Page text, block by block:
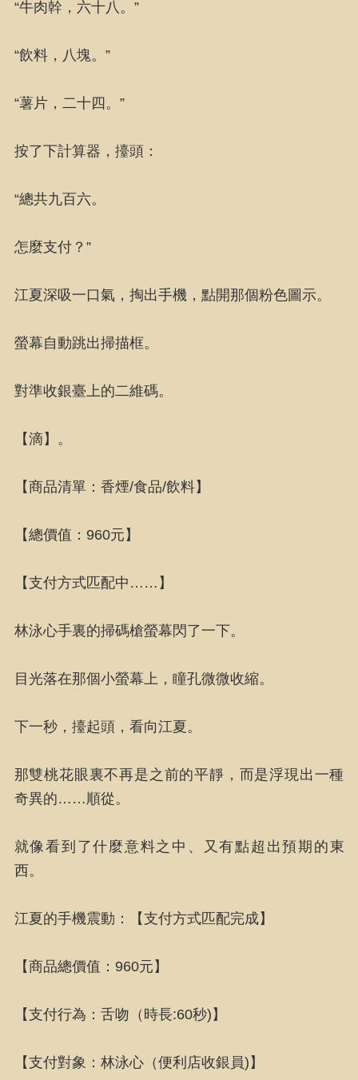
“牛肉幹，六十八。”
“飲料，八塊。”
“薯片，二十四。”
按了下計算器，擡頭：
“總共九百六。
怎麼支付？”
江夏深吸一口氣，掏出手機，點開那個粉色圖示。
螢幕自動跳出掃描框。
對準收銀臺上的二維碼。
【滴】。
【商品清單：香煙/食品/飲料】
【總價值：960元】
【支付方式匹配中……】
林泳心手裏的掃碼槍螢幕閃了一下。
目光落在那個小螢幕上，瞳孔微微收縮。
下一秒，擡起頭，看向江夏。
那雙桃花眼裏不再是之前的平靜，而是浮現出一種
奇異的……順從。
就像看到了什麼意料之中、又有點超出預期的東
西。
江夏的手機震動：【支付方式匹配完成】
【商品總價值：960元】
【支付行為：舌吻（時長:60秒)】
【支付對象：林泳心（便利店收銀員)】